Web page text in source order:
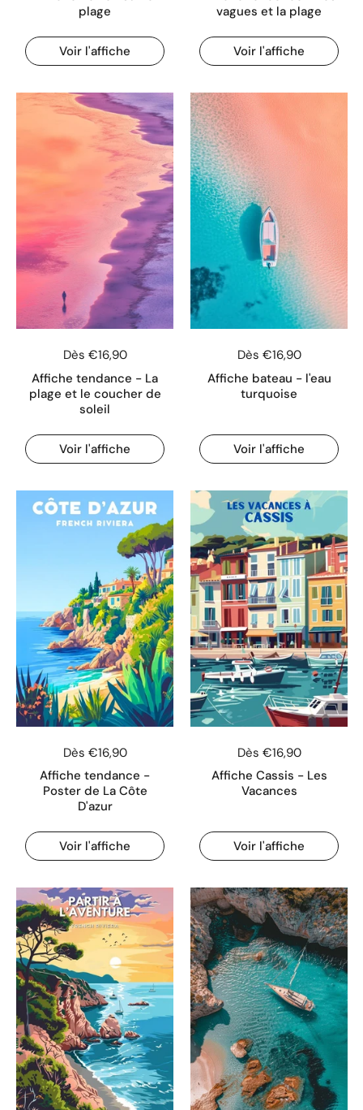
plage
Voir l'affiche
vagues et la plage
Voir l'affiche
Dès €16,90
Affiche tendance - La
plage et le coucher de
soleil
Voir l'affiche
Dès €16,90
Affiche bateau - l'eau
turquoise
Voir l'affiche
Dès €16,90
Affiche tendance -
Poster de La Côte
D'azur
Voir l'affiche
Dès €16,90
Affiche Cassis - Les
Vacances
Voir l'affiche